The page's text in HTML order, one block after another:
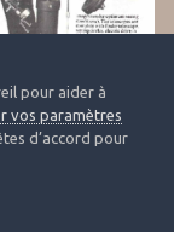
pour aider à
vos paramètres
d’accord pour